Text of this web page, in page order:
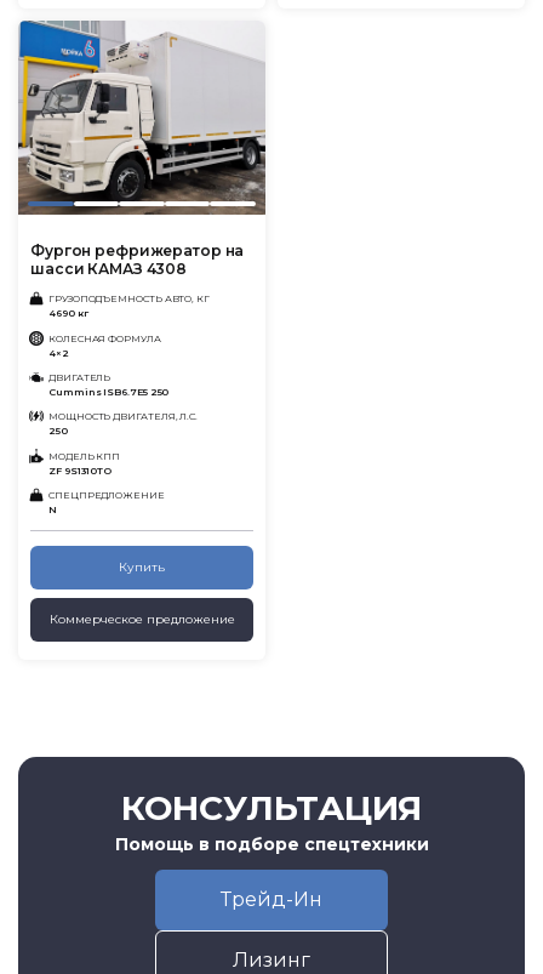
Фургон рефрижератор на
шасси КАМАЗ 4308
ГРУЗОПОДЪЕМНОСТЬ АВТО, КГ
4690 кг
КОЛЕСНАЯ ФОРМУЛА
4×2
ДВИГАТЕЛЬ
Cummins ISB6.7E5 250
МОЩНОСТЬ ДВИГАТЕЛЯ, Л.С.
250
МОДЕЛЬ КПП
ZF 9S1310TO
СПЕЦПРЕДЛОЖЕНИЕ
N
Купить
Коммерческое предложение
КОНСУЛЬТАЦИЯ
Помощь в подборе спецтехники
Трейд-Ин
Лизинг